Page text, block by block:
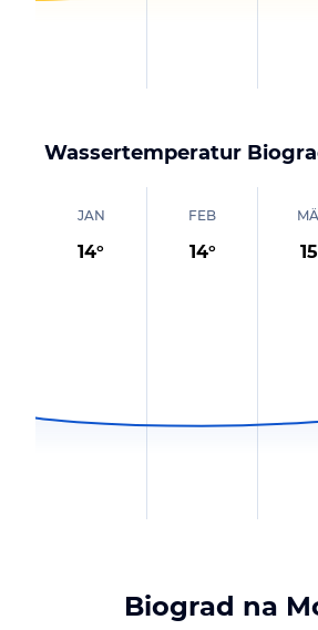
Wassertemperatur
JAN
14°
FEB
14° 15
Biograd na